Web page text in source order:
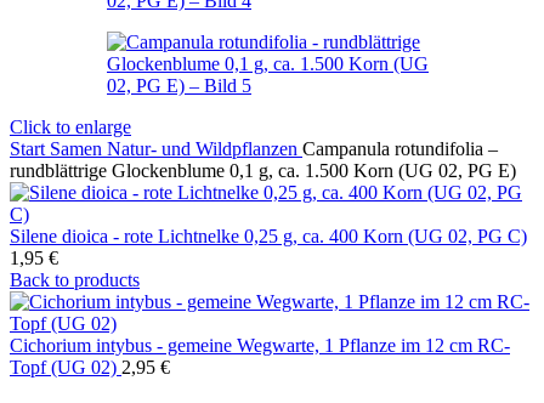
Click to enlarge
Start Samen Natur- und Wildpflanzen Campanula rotundifolia –
rundblättrige Glockenblume 0,1 g, ca. 1.500 Korn (UG 02, PG E)
Silene dioica - rote Lichtnelke 0,25 g, ca. 400 Korn (UG 02, PG C)
1,95 €
Back to products
Cichorium intybus - gemeine Wegwarte, 1 Pflanze im 12 cm RC-
Topf (UG 02) 2,95 €